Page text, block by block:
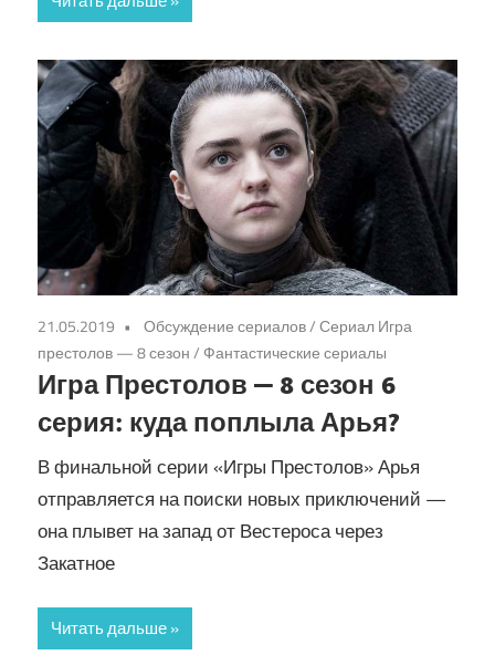
21.05.2019 Обсуждение сериалов/Сериал Игра
престолов — 8 сезон/ Фантастические сериалы
Игра Престолов — 8 сезон 6
серия: куда поплыла Арья?
В финальной серии «Игры Престолов» Арья
отправляется на поиски новых приключений —
она плывет на запад от Вестероса через
Закатное
Читать дальше